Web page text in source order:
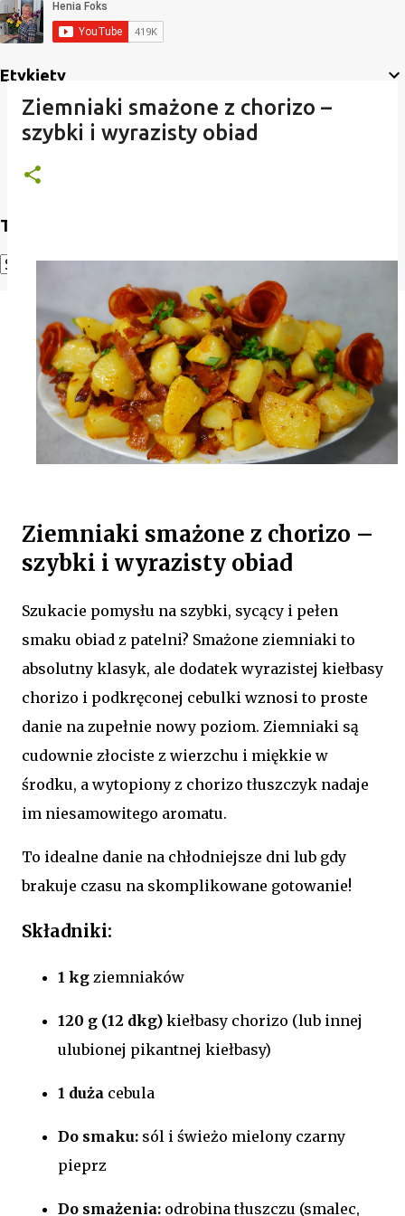
Etykiety
Translate
Translate
Ziemniaki smażone z chorizo –
szybki i wyrazisty obiad
Ziemniaki smażone z chorizo –
szybki i wyrazisty obiad
Szukacie pomysłu na szybki, sycący i pełen
smaku obiad z patelni? Smażone ziemniaki to
absolutny klasyk, ale dodatek wyrazistej kiełbasy
chorizo i podkręconej cebulki wznosi to proste
danie na zupełnie nowy poziom. Ziemniaki są
cudownie złociste z wierzchu i miękkie w
środku, a wytopiony z chorizo tłuszczyk nadaje
im niesamowitego aromatu.
To idealne danie na chłodniejsze dni lub gdy
brakuje czasu na skomplikowane gotowanie!
Składniki:
1 kg ziemniaków
120 g (12 dkg) kiełbasy chorizo (lub innej
ulubionej pikantnej kiełbasy)
1 duża cebula
Do smaku: sól i świeżo mielony czarny
pieprz
Do smażenia: odrobina tłuszczu (smalec,